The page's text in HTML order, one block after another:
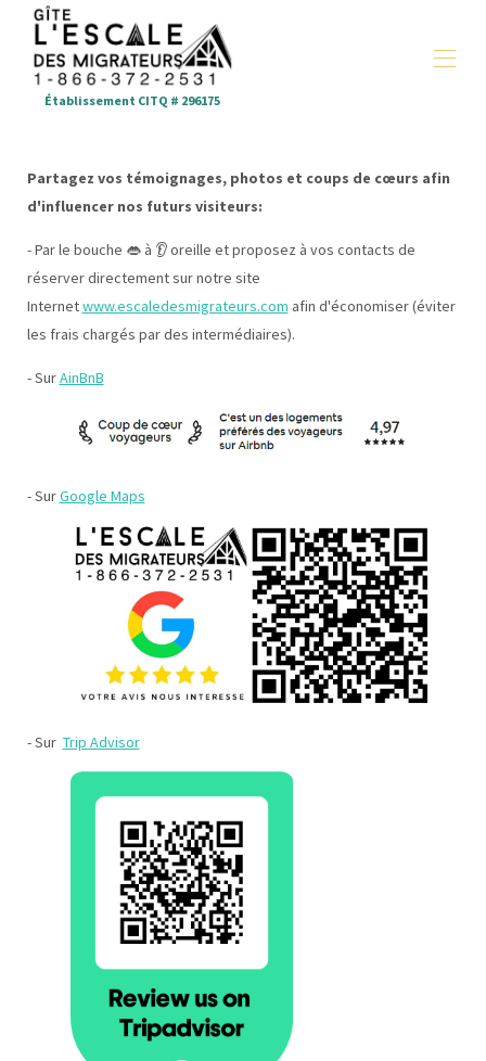
Établissement CITQ # 296175
Occupancy Rooms + Breakfast included
Rooms
Partagez vos témoignages, photos et coups de cœurs afin
d'influencer nos futurs visiteurs:
- Par le bouche 👄 à 👂 oreille et proposez à vos contacts de
réserver directement sur notre site
Internetwww.escaledesmigrateurs.com afin d'économiser (éviter
les frais chargés par des intermédiaires).
- SurAinBnB
- SurGoogle Maps
- Sur Trip Advisor